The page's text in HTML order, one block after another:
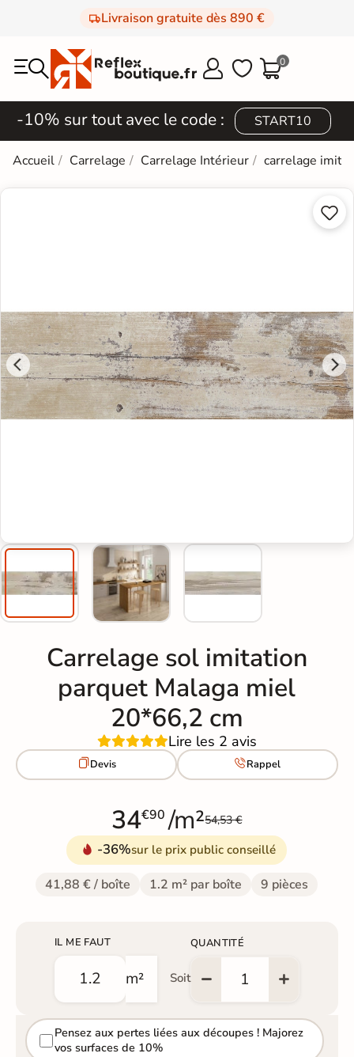
Livraison gratuite dès 890 €
  0
-10% sur tout avec le code : START10
Accueil Carrelage Carrelage Intérieur carrelage


Carrelage sol imitation
parquet Malaga miel
20*66,2 cm
Lire les 2 avis
Devis Rappel
34€90 /m²54,53 €
-36%sur le prix public conseillé
41,88 € / boîte 1.2 m² par boîte 9 pièces
IL ME FAUT
m² Soit
QUANTITÉ
Pensez aux pertes liées aux découpes ! Majorez
vos surfaces de 10%